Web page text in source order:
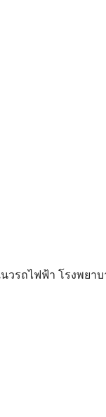
รถไฟฟ้า โรงพยา